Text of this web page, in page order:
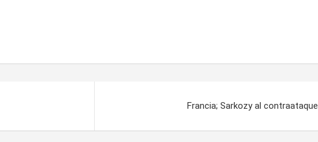
Francia; Sarkozy al contraataque